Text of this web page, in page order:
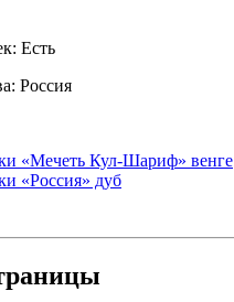
Есть
Россия
«Мечеть Кул-Шариф» венге
«Россия» дуб